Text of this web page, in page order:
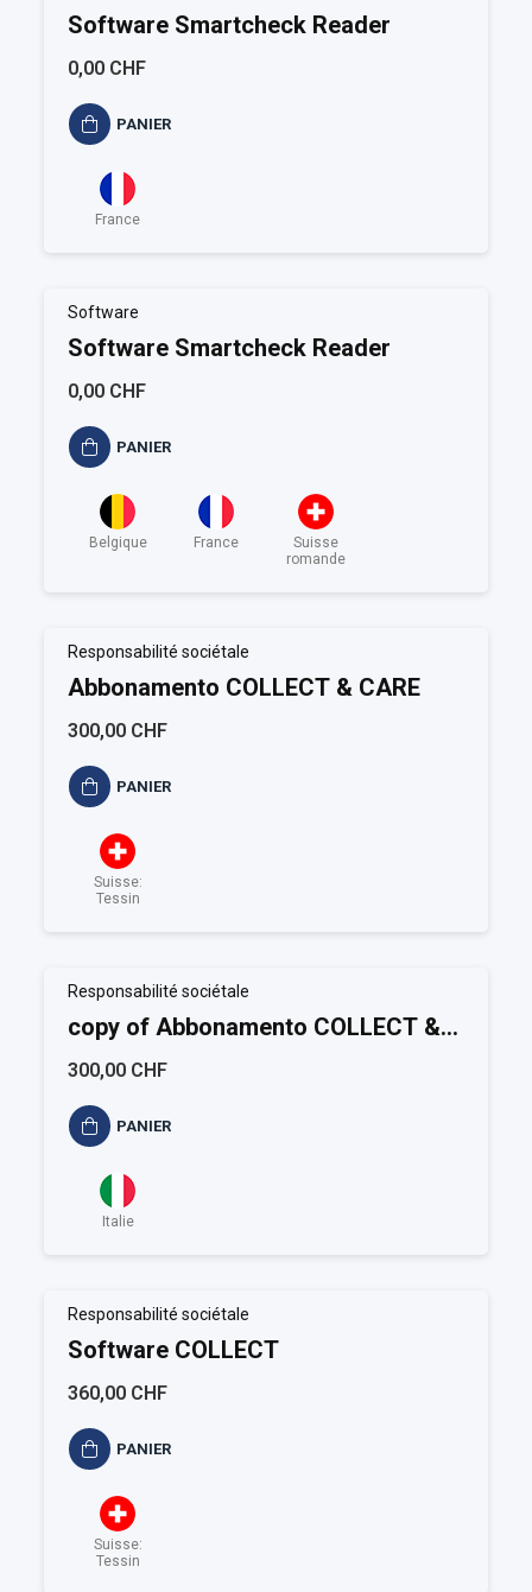
Software Smartcheck Reader
0,00 CHF
PANIER
France
Software
Software Smartcheck Reader
0,00 CHF
PANIER
Belgique France
Suisse
romande
Responsabilité sociétale
Abbonamento COLLECT & CARE
300,00 CHF
PANIER
Suisse:
Tessin
Responsabilité sociétale
copy of Abbonamento COLLECT &
CARE
300,00 CHF
PANIER
Italie
Responsabilité sociétale
Software COLLECT
360,00 CHF
PANIER
Suisse:
Tessin